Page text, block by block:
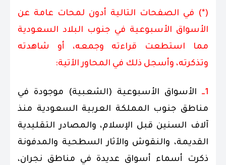
(*) في الصفحات التالية أدون لمحات عامة عن
الأسواق الأسبوعية في جنوب البلاد السعودية
مما استطعت قراءته وجمعه، أو شاهدته
وتذكرته، وأسجل ذلك في المحاور الآتية:
1ــ
الأسواق الأسبوعية (الشعبية) موجودة في
مناطق جنوب المملكة العربية السعودية منذ
آلاف السنين قبل الإسلام، والمصادر التقليدية
القديمة، والنقوش والآثار السطحية والمدفونة
ذكرت أسماء أسواق عديدة في مناطق نجران،